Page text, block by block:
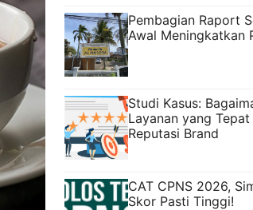
Pembagian Raport
Awal Meningkatkan
Studi Kasus:
Layanan yang
Reputasi Brand
CAT CPNS 2026,
Skor Pasti Tinggi!